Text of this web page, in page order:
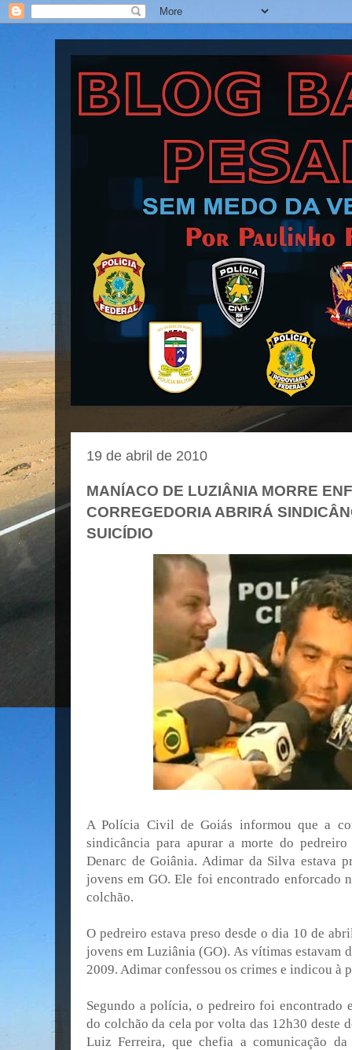
Blog Barra Pesada
19 de abril de 2010
MANÍACO DE LUZIÂNIA MORRE
CORREGEDORIA ABRIRÁ
SUICÍDIO
A Polícia Civil de Goiás informou que a
sindicância para apurar a morte do
Denarc de Goiânia. Adimar da Silva estava
jovens em GO. Ele foi encontrado enforcado
colchão.
O pedreiro estava preso desde o dia 10 de
jovens em Luziânia (GO). As vítimas estavam
2009. Adimar confessou os crimes e indicou à
Segundo a polícia, o pedreiro foi encontrado
do colchão da cela por volta das 12h30 deste
Luiz Ferreira, que chefia a comunicação